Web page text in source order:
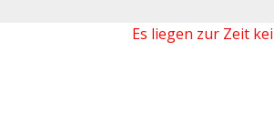
Es liegen zur Zeit